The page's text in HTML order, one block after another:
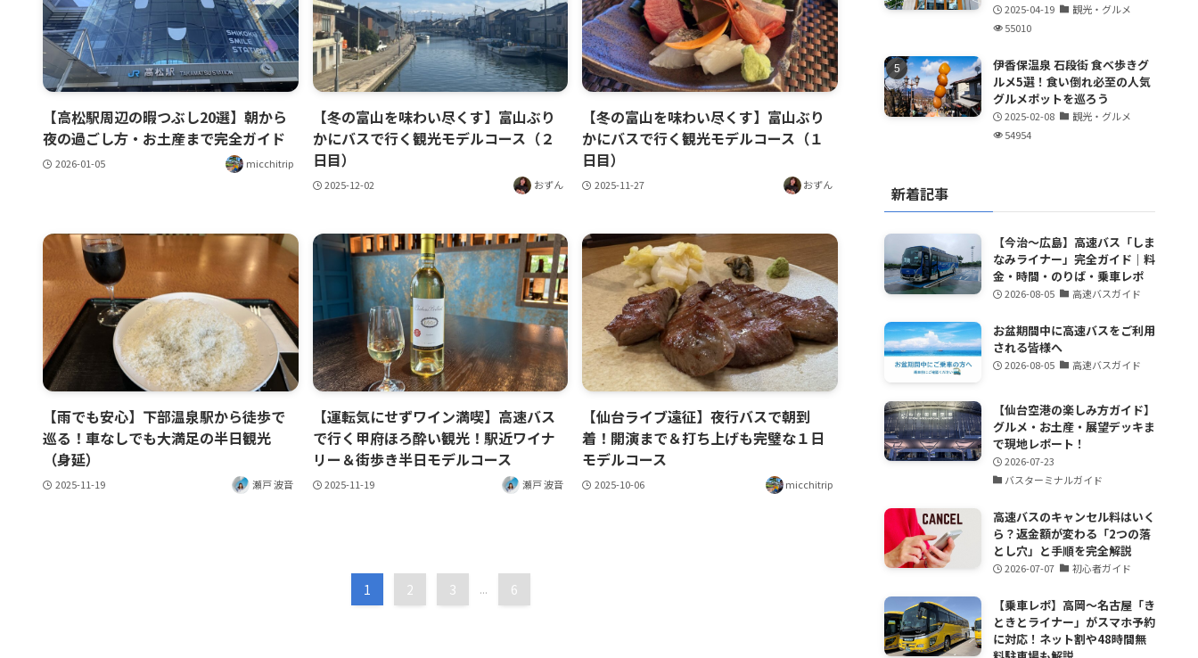
【高松駅周辺の暇つぶし20選】朝から
夜の過ごし方・お土産まで完全ガイド
2026-01-05 micchitrip
【冬の富山を味わい尽くす】富山ぶり
かにバスで行く観光モデルコース（２
日目）
2025-12-02 おずん
【冬の富山を味わい尽くす】富山ぶり
かにバスで行く観光モデルコース（１
日目）
2025-11-27 おずん
【雨でも安心】下部温泉駅から徒歩で
巡る！車なしでも大満足の半日観光
（身延）
2025-11-19 瀬戸 波音
【運転気にせずワイン満喫】高速バス
で行く甲府ほろ酔い観光！駅近ワイナ
リー＆街歩き半日モデルコース
2025-11-19 瀬戸 波音
【仙台ライブ遠征】夜行バスで朝到
着！開演まで＆打ち上げも完璧な１日
モデルコース
2025-10-06 micchitrip
1 2 3 ... 6
2025-04-19
観光・グルメ
55010
伊香保温泉 石段街 食べ歩きグ
ルメ5選！食い倒れ必至の人気
グルメポットを巡ろう
2025-02-08
観光・グルメ
54954
新着記事
【今治～広島】高速バス「しま
なみライナー」完全ガイド｜料
金・時間・のりば・乗車レポ
2026-08-05 高速バスガイド
お盆期間中に高速バスをご利用
される皆様へ
2026-08-05 高速バスガイド
【仙台空港の楽しみ方ガイド】
グルメ・お土産・展望デッキま
で現地レポート！
2026-07-23
バスターミナルガイド
高速バスのキャンセル料はいく
ら？返金額が変わる「2つの落
とし穴」と手順を完全解説
2026-07-07 初心者ガイド
【乗車レポ】高岡〜名古屋「き
ときとライナー」がスマホ予約
に対応！ネット割や48時間無